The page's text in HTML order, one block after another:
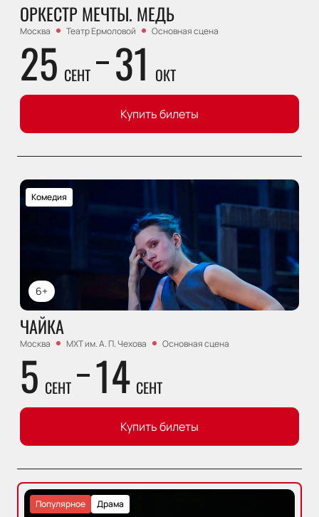
ОРКЕСТР МЕЧТЫ. МЕДЬ
Москва Театр Ермоловой Основная сцена
25 СЕНТ 31 ОКТ
Купить билеты
6+
Комедия
ЧАЙКА
Москва МХТ им. А. П. Чехова Основная сцена
5 СЕНТ 14 СЕНТ
Купить билеты
Драма
Популярное